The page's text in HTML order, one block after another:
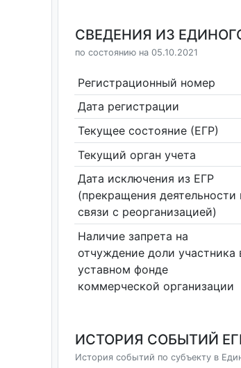
СВЕДЕНИЯ ИЗ
по состоянию на 05.10.2021
Регистрационный номер
Дата регистрации
Текущее состояние (ЕГР)
Текущий орган учета
Дата исключения из ЕГР
(прекращения деятельности
связи с реорганизацией)
Наличие запрета на
отчуждение доли участника
уставном фонде
коммерческой организации
ИСТОРИЯ СОБЫТИЙ
История событий по субъекту в